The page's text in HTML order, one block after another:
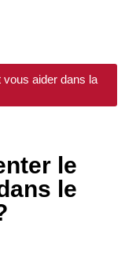
aider dans la
le
le